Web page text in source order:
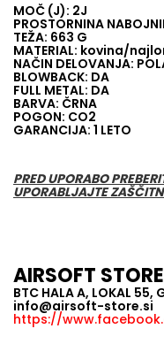
MOČ (J): 2J
PROSTORNINA
TEŽA: 663 G
MATERIAL: kovina/
NAČIN DELOVANJA:
BLOWBACK: DA
FULL METAL: DA
BARVA: ČRNA
POGON: CO2
GARANCIJA: 1 LETO
PRED UPORABO
UPORABLJAJTE
AIRSOFT STORE
BTC HALA A, LOKAL
info@airsoft-store.si
https://